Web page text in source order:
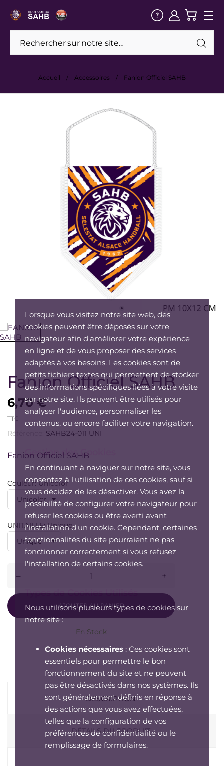
Lorsque vous visitez notre site web, des
cookies peuvent être déposés sur votre
navigateur afin d'améliorer votre expérience
en ligne et de vous proposer des services
adaptés à vos besoins. Les cookies sont de
petits fichiers textes qui permettent de stocker
des informations spécifiques liées à votre visite
sur notre site. Ils peuvent être utilisés pour
analyser l'audience, personnaliser les
contenus, ou encore faciliter votre navigation.
Gestion des Cookies
En continuant à naviguer sur notre site, vous
consentez à l'utilisation de ces cookies, sauf si
vous décidez de les désactiver. Vous avez la
possibilité de configurer votre navigateur pour
refuser les cookies ou être averti avant
l'installation d'un cookie. Cependant, certaines
fonctionnalités du site pourraient ne pas
fonctionner correctement si vous refusez
l'installation de certains cookies.
Types de Cookies Utilisés
Nous utilisons plusieurs types de cookies sur
notre site :
Cookies nécessaires : Ces cookies sont
essentiels pour permettre le bon
fonctionnement du site et ne peuvent
pas être désactivés dans nos systèmes. Ils
sont généralement définis en réponse à
des actions que vous avez effectuées,
telles que la configuration de vos
préférences de confidentialité ou le
remplissage de formulaires.
Accueil Accessoires Fanion Officiel SAHB
Fanion Officiel SAHB
6,70 €
TTC
Référence: SAHB24-011 UNI
Fanion Officiel SAHB
Couleur: Unicolor
UNITAILLE: Unique
– +
AJOUTER AU PANIER
En Stock
DESCRIPTION
DÉTAILS DU PRODUIT